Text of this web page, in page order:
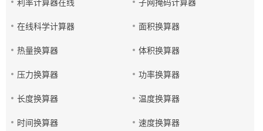
利率计算器在线 子网掩码计算器
在线科学计算器 面积换算器
热量换算器 体积换算器
压力换算器 功率换算器
长度换算器 温度换算器
时间换算器 速度换算器